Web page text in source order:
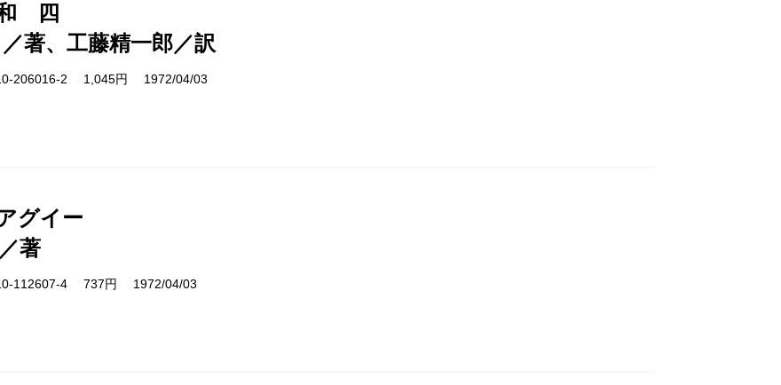
四
著、工藤精一郎／訳
206016-2 1,045円 1972/04/03
グイー
著
112607-4 737円 1972/04/03